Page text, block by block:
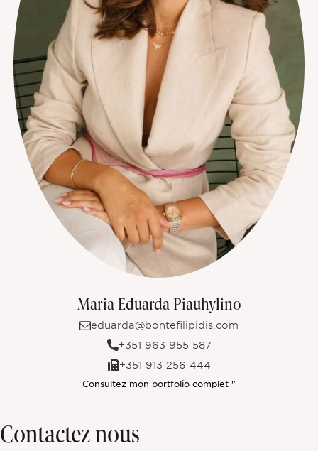
Maria Eduarda Piauhylino
eduarda@bontefilipidis.com
+351 963 955 587
+351 913 256 444
Consultez mon portfolio complet "
Contactez nous